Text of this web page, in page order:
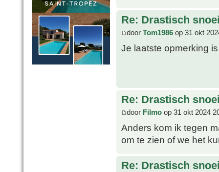
Re: Drastisch
door Tom1986 op 31 okt
Je laatste opmerking
Re: Drastisch
door Filmo op 31 okt 2024
Anders kom ik tegen
om te zien of we het
Re: Drastisch